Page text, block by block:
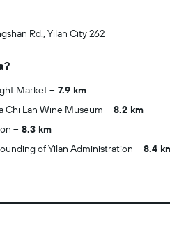
Rd., Yilan City 262
Market
7.9 km
Chi Lan Wine Museum
8.2 km
8.3 km
of Yilan Administration
8.4